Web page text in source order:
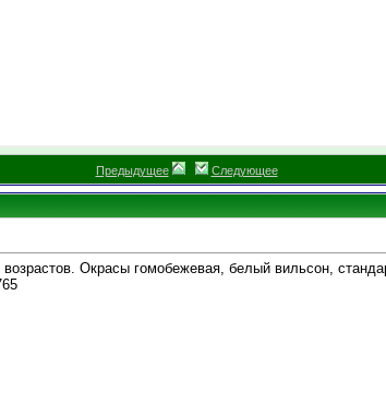
Предыдущее Следующее
Окрасы гомобежевая, белый вильсон,